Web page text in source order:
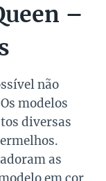
–
não
modelos
diversas
as